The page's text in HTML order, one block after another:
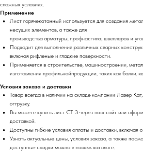
сложных условиях.
Применение
Лист горячекатанный используется для создания
несущих элементов, а также для
производства арматуры, профнастила, швеллеров и
Подходит для выполнения различных сварных
включая рифленые и гладкие поверхности.
Применяется в строительстве, машиностроении,
изготовления профильнойпродукции, таких как балки,
Условия заказа и доставки
Товар всегда в наличии на складе компании Лазер
отгрузку.
Вы можете купить лист СТ 3 через наш сайт или
доставкой.
Доступны гибкие условия оплаты и доставки, включая
Узнать актуальные цены, условия заказа, а также
доступные скидки можно в нашем каталоге.